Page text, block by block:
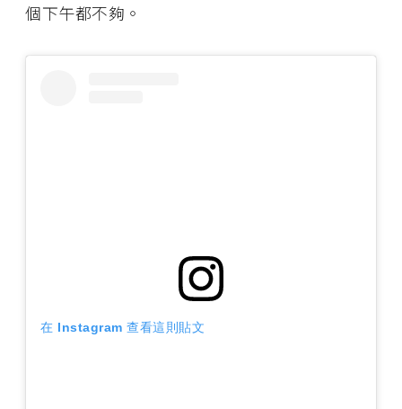
個下午都不夠。
在 Instagram 查看這則貼文